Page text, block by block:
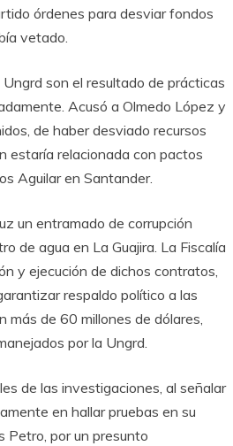
órdenes para desviar fondos
vetado.
son el resultado de prácticas
Acusó a Olmedo López y
de haber desviado recursos
estaría relacionada con pactos
Aguilar en Santander.
un entramado de corrupción
de agua en La Guajira. La Fiscalía
y ejecución de dichos contratos,
respaldo político a las
más de 60 millones de dólares,
por la Ungrd.
de las investigaciones, al señalar
en hallar pruebas en su
Petro, por un presunto